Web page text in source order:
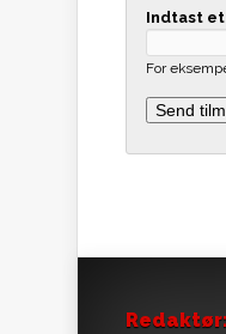
Indtast
For
Redaktør: